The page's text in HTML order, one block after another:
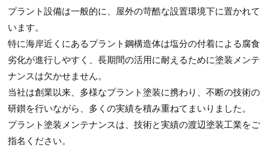
プラント設備は一般的に、屋外の苛酷な設置環境下に置かれて
います。
特に海岸近くにあるプラント鋼構造体は塩分の付着による腐食
劣化が進行しやすく、長期間の活用に耐えるために塗装メンテ
ナンスは欠かせません。
当社は創業以来、多様なプラント塗装に携わり、不断の技術の
研鑚を行いながら、多くの実績を積み重ねてまいりました。
プラント塗装メンテナンスは、技術と実績の渡辺塗装工業をご
指名ください。